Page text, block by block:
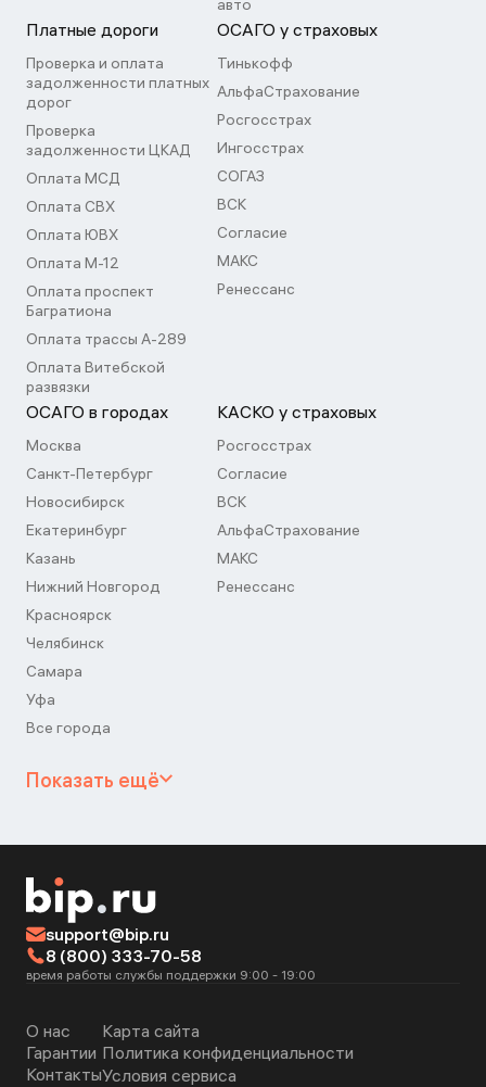
авто
Платные дороги
Проверка и оплата
задолженности платных
дорог
Проверка
задолженности ЦКАД
Оплата МСД
Оплата СВХ
Оплата ЮВХ
Оплата М-12
Оплата проспект
Багратиона
Оплата трассы А-289
Оплата Витебской
развязки
ОСАГО у страховых
Тинькофф
АльфаСтрахование
Росгосстрах
Ингосстрах
СОГАЗ
ВСК
Согласие
МАКС
Ренессанс
ОСАГО в городах
Москва
Санкт-Петербург
Новосибирск
Екатеринбург
Казань
Нижний Новгород
Красноярск
Челябинск
Самара
Уфа
Все города
КАСКО у страховых
Росгосстрах
Согласие
ВСК
АльфаСтрахование
МАКС
Ренессанс
Показать ещё
support@bip.ru
8 (800) 333-70-58
время работы службы поддержки 9:00 - 19:00
О нас
Гарантии
Контакты
Карта сайта
Политика конфиденциальности
Условия сервиса